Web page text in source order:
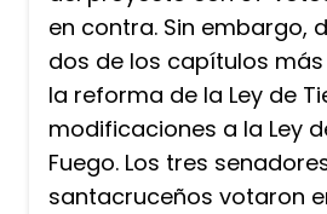
en contra. Sin embargo,
dos de los capítulos
la reforma de la Ley de
modificaciones a la Ley
Fuego. Los tres
santacruceños votaron